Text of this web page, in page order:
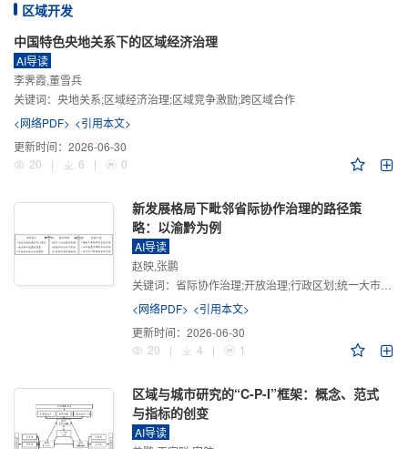
区域开发
中国特色央地关系下的区域经济治理
AI导读
李霁霞,董雪兵
关键词： 央地关系;区域经济治理;区域竞争激励;跨区域合作
<网络PDF> <引用本文>
更新时间： 2026-06-30
20
| 6 | 0
新发展格局下毗邻省际协作治理的路径策
略：以渝黔为例
AI导读
赵映,张鹏
关键词： 省际协作治理;开放治理;行政区划;统一大市场;新发展格局
<网络PDF> <引用本文>
更新时间： 2026-06-30
20
| 4 | 1
区域与城市研究的“C-P-I”框架：概念、范式
与指标的创变
AI导读